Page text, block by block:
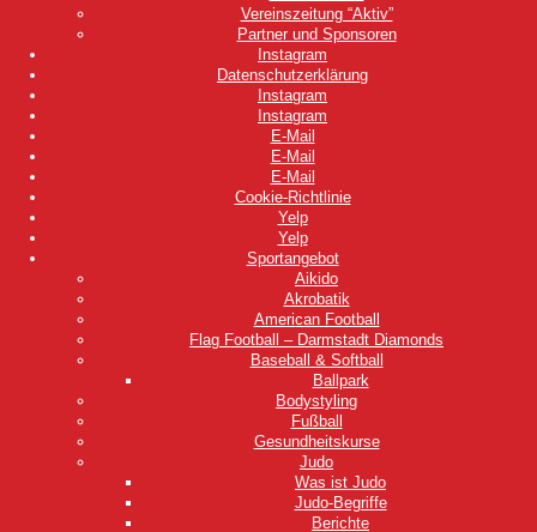
Vereinszeitung “Aktiv”
Partner und Sponsoren
Instagram
Datenschutzerklärung
Instagram
Instagram
E-Mail
E-Mail
E-Mail
Cookie-Richtlinie
Yelp
Yelp
Sportangebot
Aikido
Akrobatik
American Football
Flag Football – Darmstadt Diamonds
Baseball & Softball
Ballpark
Bodystyling
Fußball
Gesundheitskurse
Judo
Was ist Judo
Judo-Begriffe
Berichte